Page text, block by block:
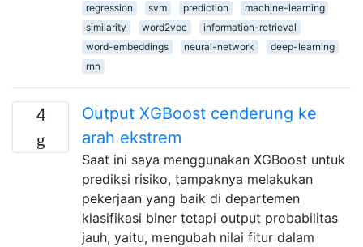
regression
svm prediction
machine-learning
similarity
word2vec
information-retrieval
word-embeddings
neural-network
deep-learning
rnn
4
Output XGBoost cenderung ke
arah ekstrem
Saat ini saya menggunakan XGBoost untuk
prediksi risiko, tampaknya melakukan
pekerjaan yang baik di departemen
klasifikasi biner tetapi output probabilitas
jauh, yaitu, mengubah nilai fitur dalam